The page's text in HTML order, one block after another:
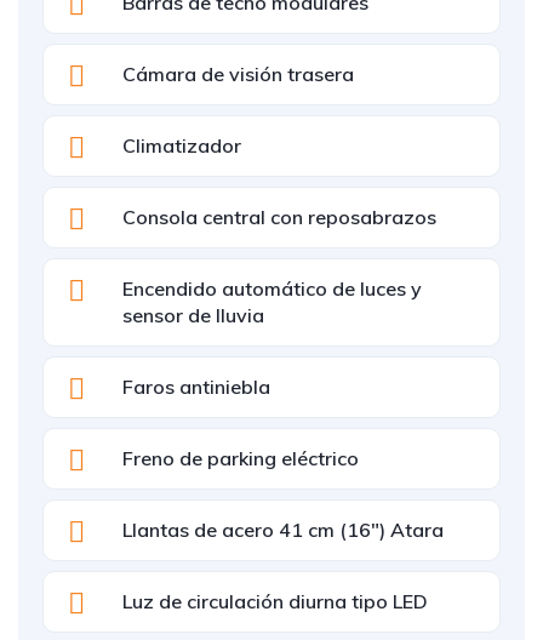
Cámara de visión trasera
Climatizador
Consola central con reposabrazos
Encendido automático de luces y
sensor de lluvia
Faros antiniebla
Freno de parking eléctrico
Llantas de acero 41 cm (16") Atara
Luz de circulación diurna tipo LED